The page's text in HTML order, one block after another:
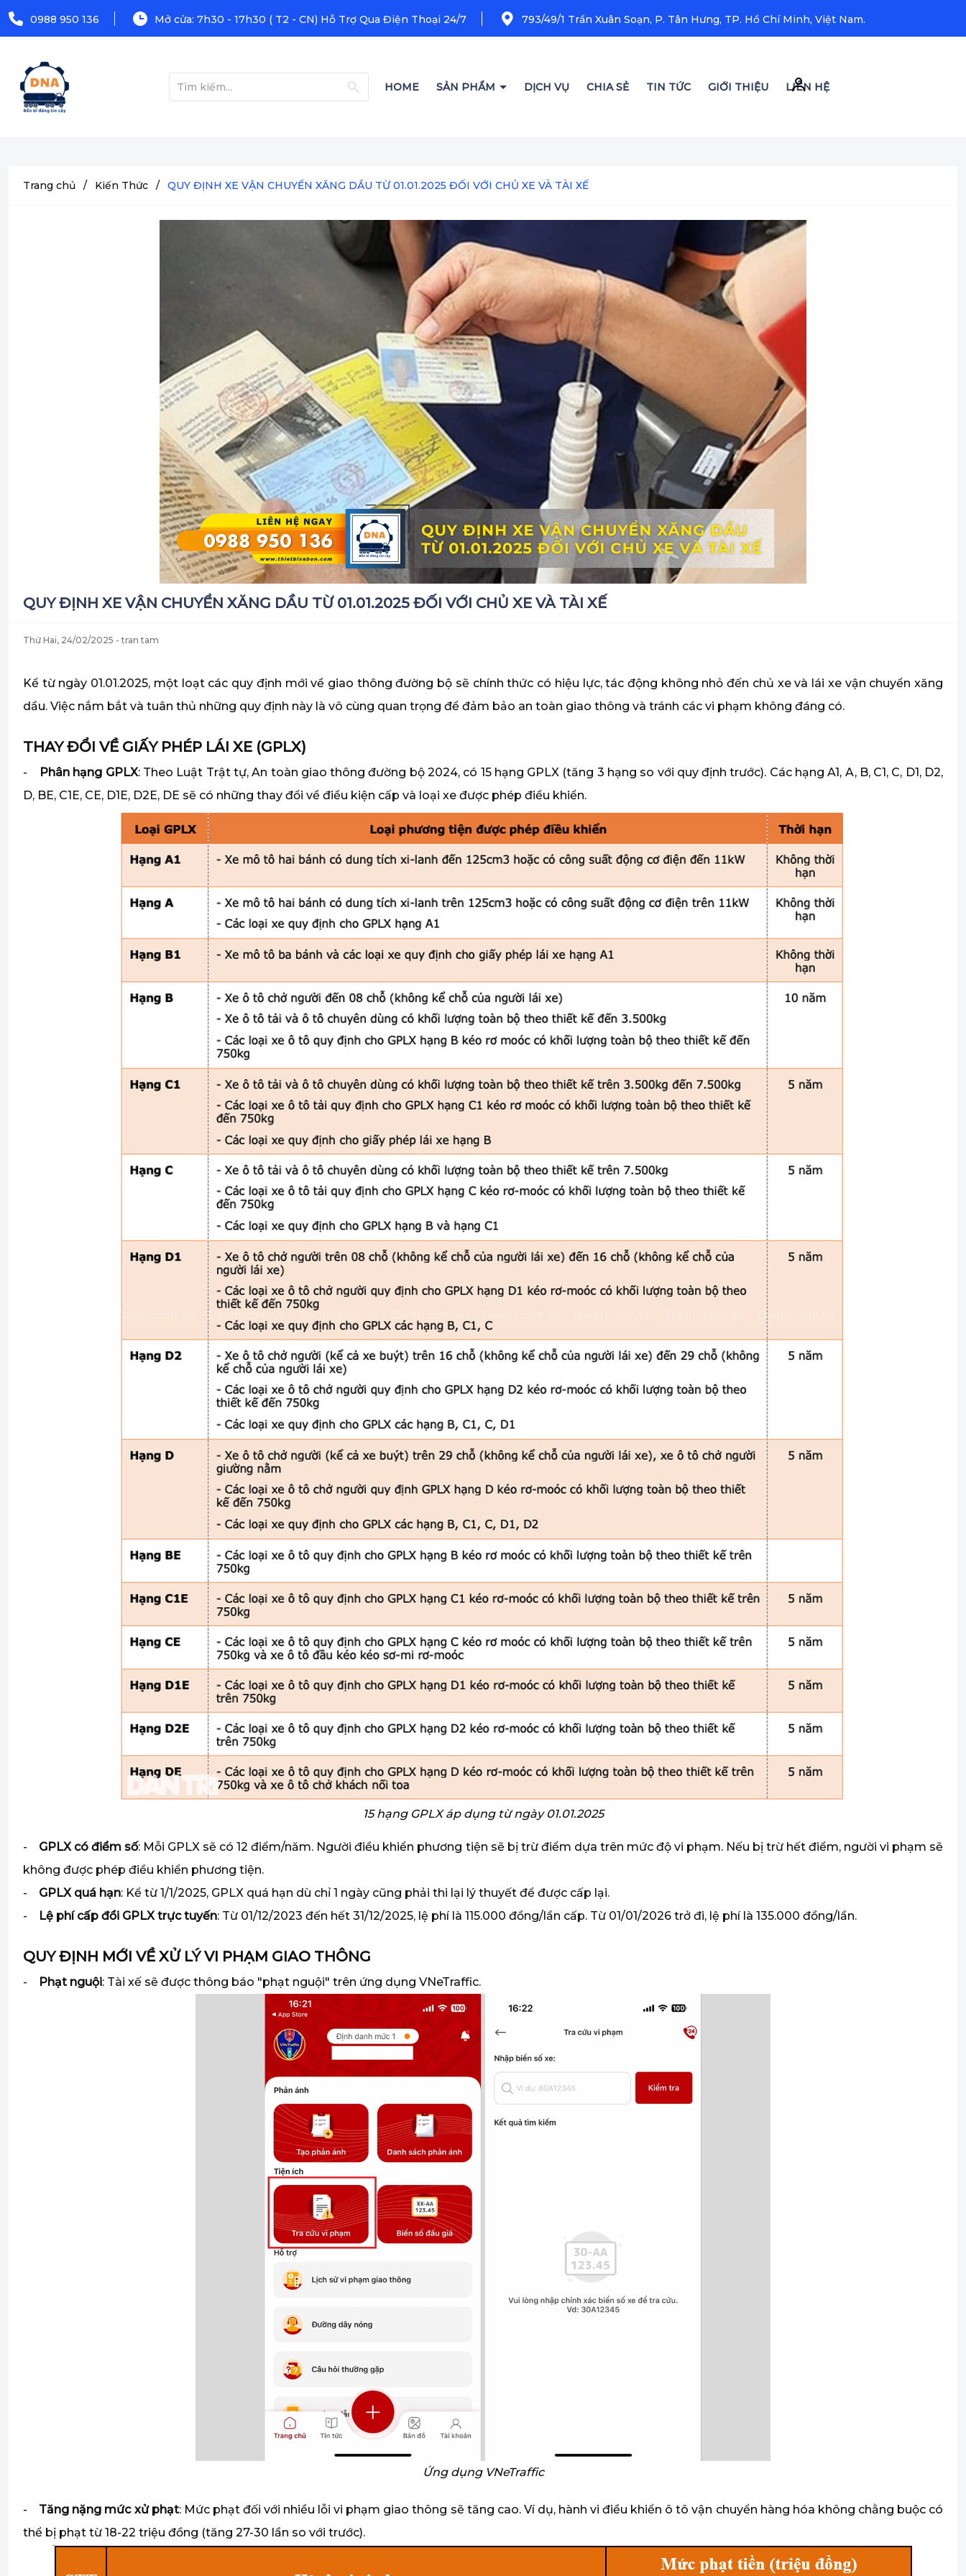
0988 950 136 Mở cửa: 7h30 - 17h30 ( T2 - CN) Hỗ Trợ Qua Điện Thoại 24/7 793/49/1 Trần Xuân Soạn, P. Tân Hưng, TP. Hồ Chí Minh, Việt Nam.
HOME SẢN PHẨM DỊCH VỤ CHIA SẺ TIN TỨC GIỚI THIỆU LIÊN HỆ
Trang chủ / Kiến Thức / QUY ĐỊNH XE VẬN CHUYỂN XĂNG DẦU TỪ 01.01.2025 ĐỐI VỚI CHỦ XE VÀ TÀI XẾ
QUY ĐỊNH XE VẬN CHUYỂN XĂNG DẦU TỪ 01.01.2025 ĐỐI VỚI CHỦ XE VÀ TÀI XẾ
Thứ Hai, 24/02/2025 - tran tam
Kể từ ngày 01.01.2025, một loạt các quy định mới về giao thông đường bộ sẽ chính thức có hiệu lực, tác động không nhỏ đến chủ xe và lái xe vận chuyển xăng
dầu. Việc nắm bắt và tuân thủ những quy định này là vô cùng quan trọng để đảm bảo an toàn giao thông và tránh các vi phạm không đáng có.
THAY ĐỔI VỀ GIẤY PHÉP LÁI XE (GPLX)
- Phân hạng GPLX: Theo Luật Trật tự, An toàn giao thông đường bộ 2024, có 15 hạng GPLX (tăng 3 hạng so với quy định trước). Các hạng A1, A, B, C1, C, D1, D2,
D, BE, C1E, CE, D1E, D2E, DE sẽ có những thay đổi về điều kiện cấp và loại xe được phép điều khiển.
15 hạng GPLX áp dụng từ ngày 01.01.2025
- GPLX có điểm số: Mỗi GPLX sẽ có 12 điểm/năm. Người điều khiển phương tiện sẽ bị trừ điểm dựa trên mức độ vi phạm. Nếu bị trừ hết điểm, người vi phạm sẽ
không được phép điều khiển phương tiện.
-
GPLX quá hạn: Kể từ 1/1/2025, GPLX quá hạn dù chỉ 1 ngày cũng phải thi lại lý thuyết để được cấp lại.
-
Lệ phí cấp đổi GPLX trực tuyến: Từ 01/12/2023 đến hết 31/12/2025, lệ phí là 115.000 đồng/lần cấp. Từ 01/01/2026 trở đi, lệ phí là 135.000 đồng/lần.
QUY ĐỊNH MỚI VỀ XỬ LÝ VI PHẠM GIAO THÔNG
- Phạt nguội: Tài xế sẽ được thông báo "phạt nguội" trên ứng dụng VNeTraffic.
Ứng dụng VNeTraffic
- Tăng nặng mức xử phạt: Mức phạt đối với nhiều lỗi vi phạm giao thông sẽ tăng cao. Ví dụ, hành vi điều khiển ô tô vận chuyển hàng hóa không chằng buộc có
thể bị phạt từ 18-22 triệu đồng (tăng 27-30 lần so với trước).